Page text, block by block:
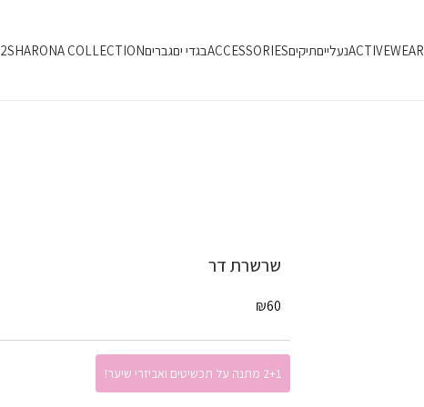
ACTIVEWEARנעלייםתיקיםACCESSORIESבגדי יםגבריםSHARONA COLLECTION2 ב₪150
שרשרת דר
₪60
2+1 מתנה על תכשיטים ואביזרי שיער!